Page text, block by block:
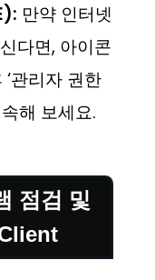
만약 인터넷
다면, 아이콘
관리자 권한
해 보세요.
점검 및